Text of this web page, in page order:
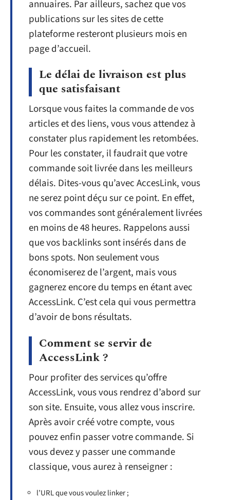
annuaires. Par ailleurs, sachez que vos
publications sur les sites de cette
plateforme resteront plusieurs mois en
page d’accueil.
Le délai de livraison est plus
que satisfaisant
Lorsque vous faites la commande de vos
articles et des liens, vous vous attendez à
constater plus rapidement les retombées.
Pour les constater, il faudrait que votre
commande soit livrée dans les meilleurs
délais. Dites-vous qu’avec AccesLink, vous
ne serez point déçu sur ce point. En effet,
vos commandes sont généralement livrées
en moins de 48 heures. Rappelons aussi
que vos backlinks sont insérés dans de
bons spots. Non seulement vous
économiserez de l’argent, mais vous
gagnerez encore du temps en étant avec
AccessLink. C’est cela qui vous permettra
d’avoir de bons résultats.
Comment se servir de
AccessLink ?
Pour profiter des services qu’offre
AccessLink, vous vous rendrez d’abord sur
son site. Ensuite, vous allez vous inscrire.
Après avoir créé votre compte, vous
pouvez enfin passer votre commande. Si
vous devez y passer une commande
classique, vous aurez à renseigner :
l’URL que vous voulez linker ;